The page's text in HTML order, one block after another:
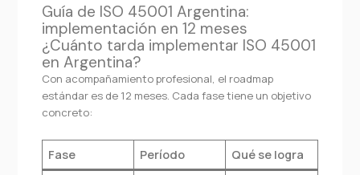
Guía de ISO 45001 Argentina:
implementación en 12 meses
¿Cuánto tarda implementar ISO 45001
en Argentina?
Con acompañamiento profesional, el roadmap
estándar es de 12 meses. Cada fase tiene un objetivo
concreto:
Fase Período Qué se logra